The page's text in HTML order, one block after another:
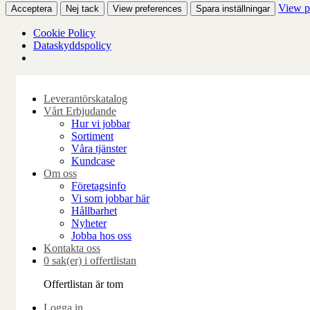
Acceptera Nej tack View preferences Spara inställningar View
Cookie Policy
Dataskyddspolicy
Leverantörskatalog
Vårt Erbjudande
Hur vi jobbar
Sortiment
Våra tjänster
Kundcase
Om oss
Företagsinfo
Vi som jobbar här
Hållbarhet
Nyheter
Jobba hos oss
Kontakta oss
0 sak(er) i offertlistan
Offertlistan är tom